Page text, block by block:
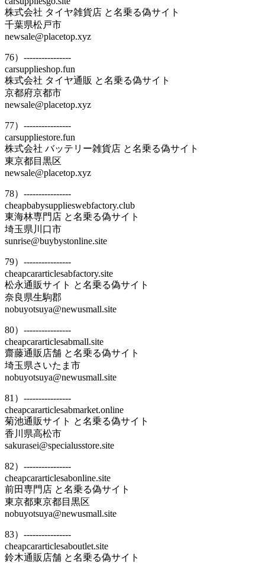
株式会社 タイヤ雑貨店 と名乗る偽サイト
千葉県松戸市
newsale@placetop.xyz
76）----------------
carsupplieshop.fun
株式会社 タイヤ通販 と名乗る偽サイト
京都府京都市
newsale@placetop.xyz
77）----------------
carsuppliestore.fun
株式会社 バッテリー雑貨店 と名乗る偽サイト
東京都目黒区
newsale@placetop.xyz
78）----------------
cheapbabysupplieswebfactory.club
東海林専門店 と名乗る偽サイト
埼玉県川口市
sunrise@buybystonline.site
79）----------------
cheapcararticlesabfactory.site
松永通販サイト と名乗る偽サイト
奈良県生駒郡
nobuyotsuya@newusmall.site
80）----------------
cheapcararticlesabmall.site
齋藤通販店舗 と名乗る偽サイト
埼玉県さいたま市
nobuyotsuya@newusmall.site
81）----------------
cheapcararticlesabmarket.online
菊池通販サイト と名乗る偽サイト
香川県高松市
sakurasei@specialusstore.site
82）----------------
cheapcararticlesabonline.site
前田専門店 と名乗る偽サイト
東京都東京都目黒区
nobuyotsuya@newusmall.site
83）----------------
cheapcararticlesaboutlet.site
鈴木通販店舗 と名乗る偽サイト